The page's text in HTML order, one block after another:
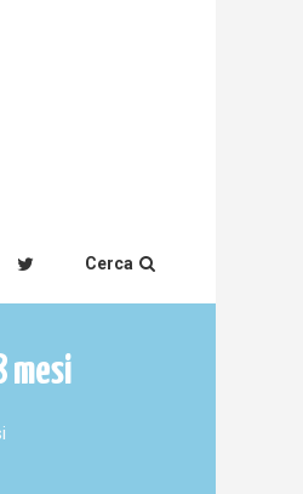
Cerca
mesi